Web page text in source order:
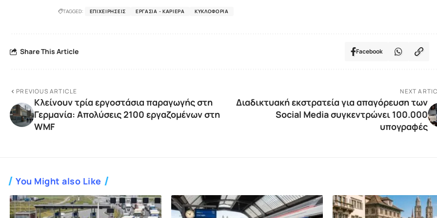
TAGGED: ΕΠΙΧΕΙΡΉΣΕΙΣ ΕΡΓΑΣΊΑ - ΚΑΡΙΈΡΑ ΚΥΚΛΟΦΟΡΊΑ
Share This Article Facebook
PREVIOUS ARTICLE
Κλείνουν τρία εργοστάσια παραγωγής στη
Γερμανία: Απολύσεις 2100 εργαζομένων στη
WMF
NEXT
Διαδικτυακή εκστρατεία για απαγόρευση των
Social Media συγκεντρώνει 100.000
υπογραφές
You Might also Like